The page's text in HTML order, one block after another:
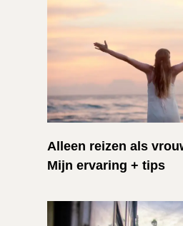
Alleen reizen als
Mijn ervaring + tips